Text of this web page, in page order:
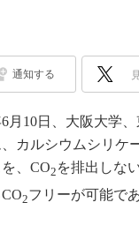
通知する
10日、大阪大学
カルシウムシリケ
、CO2 を排出しな
2フリーが可能で